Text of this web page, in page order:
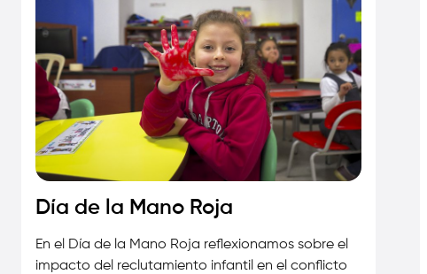
Día de la Mano Roja
En el Día de la Mano Roja reflexionamos sobre el
impacto del reclutamiento infantil en el conflicto